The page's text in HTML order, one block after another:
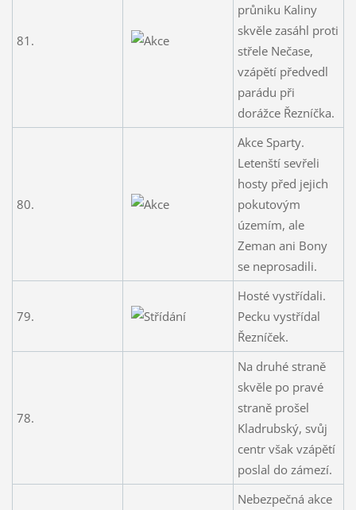
81.
průniku Kaliny
skvěle zasáhl proti
střele Nečase,
vzápětí předvedl
parádu při
dorážce Řezníčka.
80.
Akce Sparty.
Letenští sevřeli
hosty před jejich
pokutovým
územím, ale
Zeman ani Bony
se neprosadili.
79.
Hosté vystřídali.
Pecku vystřídal
Řezníček.
78.
Na druhé straně
skvěle po pravé
straně prošel
Kladrubský, svůj
centr však vzápětí
poslal do zámezí.
Nebezpečná akce